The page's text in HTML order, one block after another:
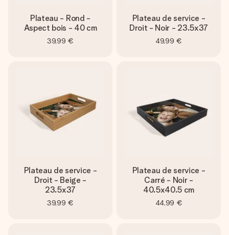
Plateau - Rond -
Aspect bois - 40 cm
39,99 €
Plateau de service -
Droit - Noir - 23.5x37
49,99 €
Plateau de service -
Droit - Beige -
23.5x37
39,99 €
Plateau de service -
Carré - Noir -
40.5x40.5 cm
44,99 €